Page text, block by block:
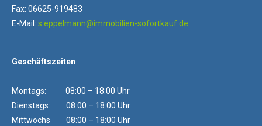
Fax: 06625-919483
E-Mail: s.eppelmann@immobilien-sofortkauf.de
Geschäftszeiten
Montags: 08:00 – 18:00 Uhr
Dienstags: 08:00 – 18:00 Uhr
Mittwochs 08:00 – 18:00 Uhr